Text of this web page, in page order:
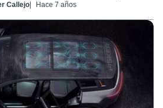
Callejo Hace 7 años